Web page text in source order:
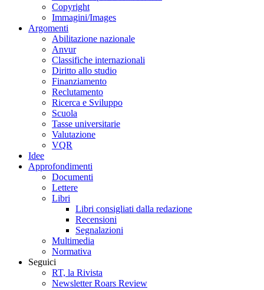
Copyright
Immagini/Images
Argomenti
Abilitazione nazionale
Anvur
Classifiche internazionali
Diritto allo studio
Finanziamento
Reclutamento
Ricerca e Sviluppo
Scuola
Tasse universitarie
Valutazione
VQR
Idee
Approfondimenti
Documenti
Lettere
Libri
Libri consigliati dalla redazione
Recensioni
Segnalazioni
Multimedia
Normativa
Seguici
RT, la Rivista
Newsletter Roars Review